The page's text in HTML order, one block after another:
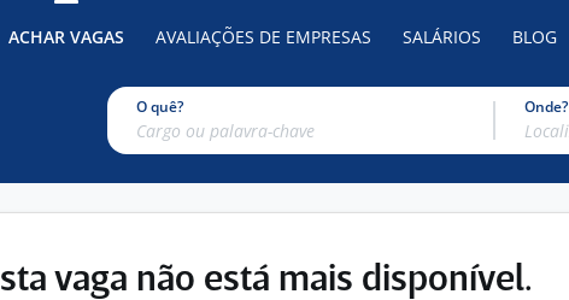
ACHAR VAGAS AVALIAÇÕES DE EMPRESAS SALÁRIOS BLOG
O quê? Onde?
vaga não está mais disponível.